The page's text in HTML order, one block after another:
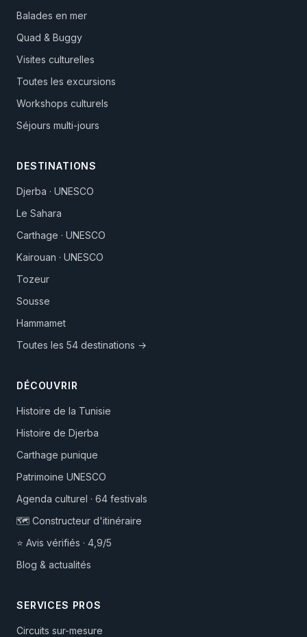
Balades en mer
Quad & Buggy
Visites culturelles
Toutes les excursions
Workshops culturels
Séjours multi-jours
DESTINATIONS
Djerba · UNESCO
Le Sahara
Carthage · UNESCO
Kairouan · UNESCO
Tozeur
Sousse
Hammamet
Toutes les 54 destinations →
DÉCOUVRIR
Histoire de la Tunisie
Histoire de Djerba
Carthage punique
Patrimoine UNESCO
Agenda culturel · 64 festivals
🗺️ Constructeur d'itinéraire
⭐ Avis vérifiés · 4,9/5
Blog & actualités
SERVICES PROS
Circuits sur-mesure